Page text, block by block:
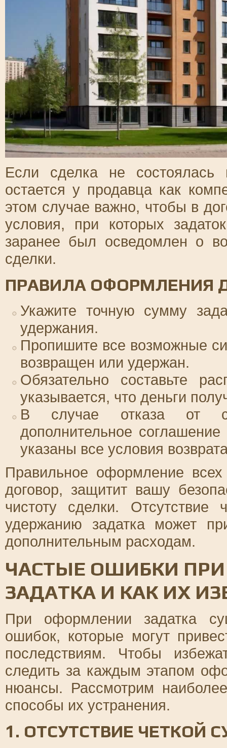
Если сделка не состоялась
остается у продавца как
этом случае важно, чтобы в
условия, при которых
заранее был осведомлен о
сделки.
ПРАВИЛА ОФОРМЛЕНИЯ
Укажите точную сумму
удержания.
Пропишите все возможные
возвращен или удержан.
Обязательно составьте
указывается, что деньги
В случае отказа от
дополнительное
указаны все условия
Правильное оформление
договор, защитит вашу
чистоту сделки. Отсутствие
удержанию задатка может
дополнительным расходам.
ЧАСТЫЕ ОШИБКИ
ЗАДАТКА И КАК ИХ
При оформлении задатка
ошибок, которые могут
последствиям. Чтобы
следить за каждым этапом
нюансы. Рассмотрим
способы их устранения.
1. ОТСУТСТВИЕ ЧЕТКОЙ